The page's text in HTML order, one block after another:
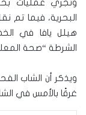
وتجري عمليات
البحرية، فيما
هيلل يافا في
الشرطة “صحة
غرقًا بالأمس في